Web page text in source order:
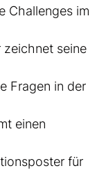
Challenges im
zeichnet seine
Fragen in der
einen
für